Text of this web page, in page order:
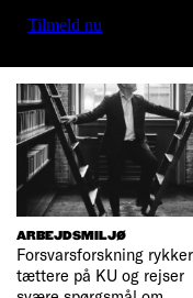
Tilmeld nu
ARBEJDSMILJØ
Forsvarsforskning rykker
tættere på KU og rejser